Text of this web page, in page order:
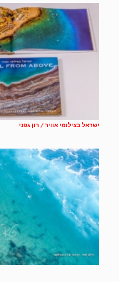
ישראל בצילומי אוויר / רון גפני